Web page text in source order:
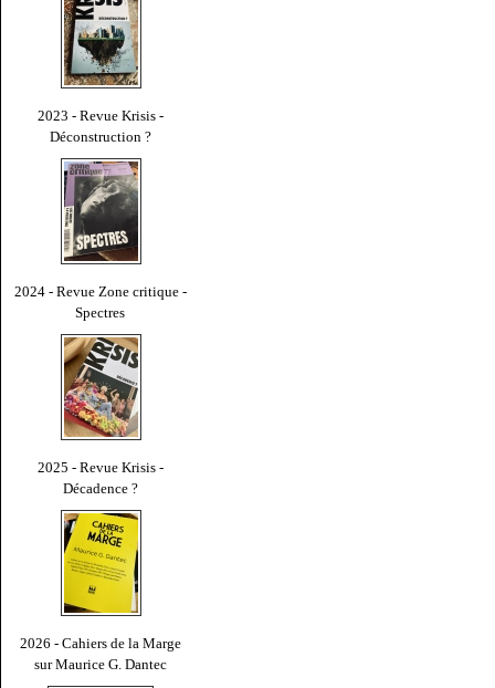
2023 - Revue Krisis -
Déconstruction ?
2024 - Revue Zone critique -
Spectres
2025 - Revue Krisis -
Décadence ?
2026 - Cahiers de la Marge
sur Maurice G. Dantec